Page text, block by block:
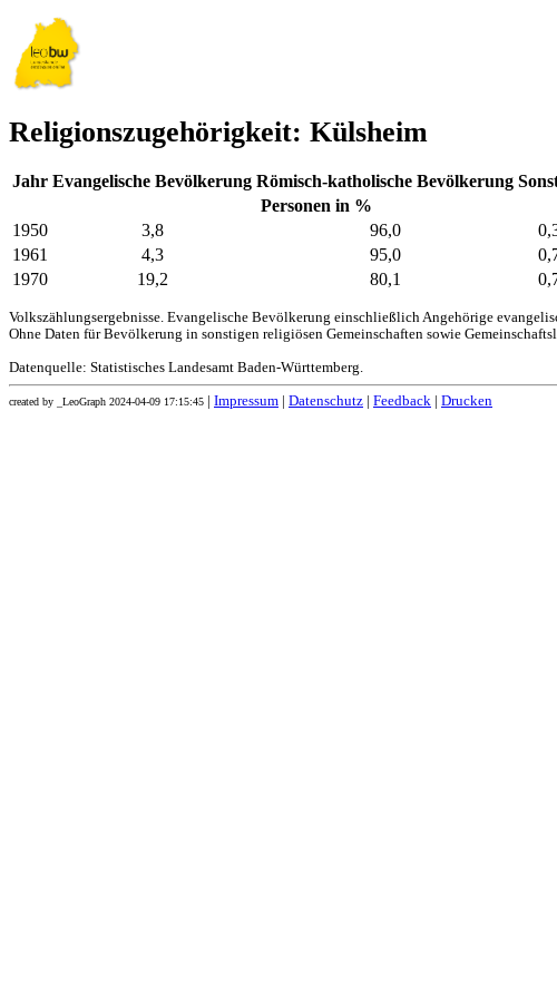
Religionszugehörigkeit: Külsheim
Jahr Evangelische Bevölkerung Römisch-katholische Bevölkerung
Personen in %
1950
3,8 96,0
1961
4,3 95,0
1970
19,2 80,1
Volkszählungsergebnisse. Evangelische Bevölkerung einschließlich Angehörige
Ohne Daten für Bevölkerung in sonstigen religiösen Gemeinschaften sowie
Datenquelle: Statistisches Landesamt Baden-Württemberg.
created by _LeoGraph 2024-04-09 17:15:45 Impressum Datenschutz Feedback Drucken